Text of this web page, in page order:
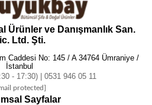
Ürünler ve Danışmanlık San.
Ltd. Şti.
Caddesi No: 145 / A 34764 Ümraniye /
İstanbul
- 17:30) | 0531 946 05 11
protected]
Sayfalar